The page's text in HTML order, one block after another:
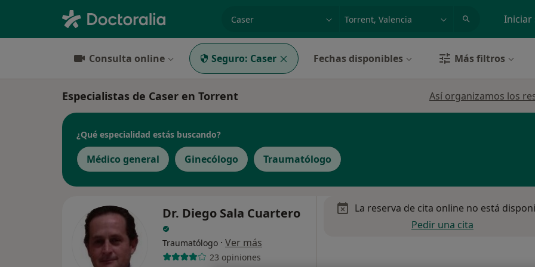
Iniciar
Consulta online Seguro: Caser Fechas disponibles Más filtros
Especialistas de Caser en Torrent Así organizamos los
¿Qué especialidad estás buscando?
Médico general Ginecólogo Traumatólogo
Dr. Diego Sala Cuartero
Traumatólogo · Ver más
23 opiniones
La reserva de cita online no está
Pedir una cita